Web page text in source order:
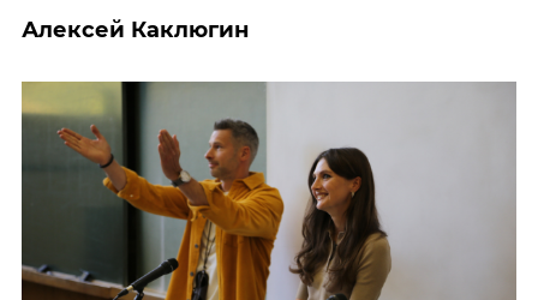
Алексей Каклюгин